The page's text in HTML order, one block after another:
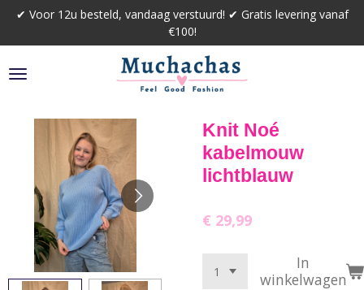
Ga
naar
de
hoofdinhoud
✔ Voor 12u besteld, vandaag verstuurd! ✔ Gratis levering vanaf
€100!
Knit Noé
kabelmouw
lichtblauw
€ 29,99
In
winkelwagen